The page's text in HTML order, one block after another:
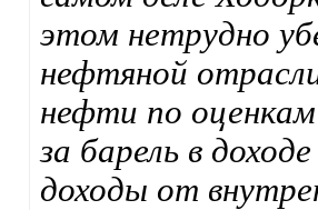
этом нетрудно
нефтяной
нефти по
за барель в
доходы от